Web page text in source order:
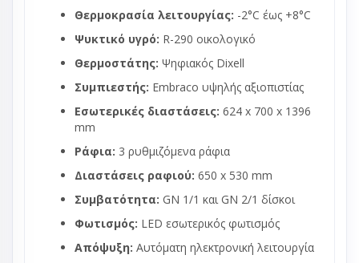
Θερμοκρασία λειτουργίας: -2°C έως +8°C
Ψυκτικό υγρό: R-290 οικολογικό
Θερμοστάτης: Ψηφιακός Dixell
Συμπιεστής: Embraco υψηλής αξιοπιστίας
Εσωτερικές διαστάσεις: 624 x 700 x 1396
mm
Ράφια: 3 ρυθμιζόμενα ράφια
Διαστάσεις ραφιού: 650 x 530 mm
Συμβατότητα: GN 1/1 και GN 2/1 δίσκοι
Φωτισμός: LED εσωτερικός φωτισμός
Απόψυξη: Αυτόματη ηλεκτρονική λειτουργία